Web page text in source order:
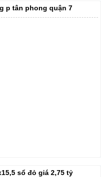
p tân phong quận 7
sổ đỏ giá 2,75 tỷ